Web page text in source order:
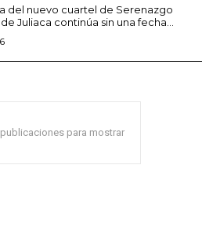
del nuevo cuartel de Serenazgo
Juliaca continúa sin una fecha...
para mostrar